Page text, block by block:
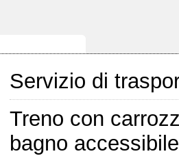
Servizio di
Treno con
bagno